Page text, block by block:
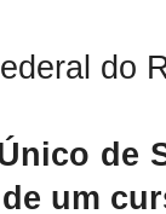
do
de
um